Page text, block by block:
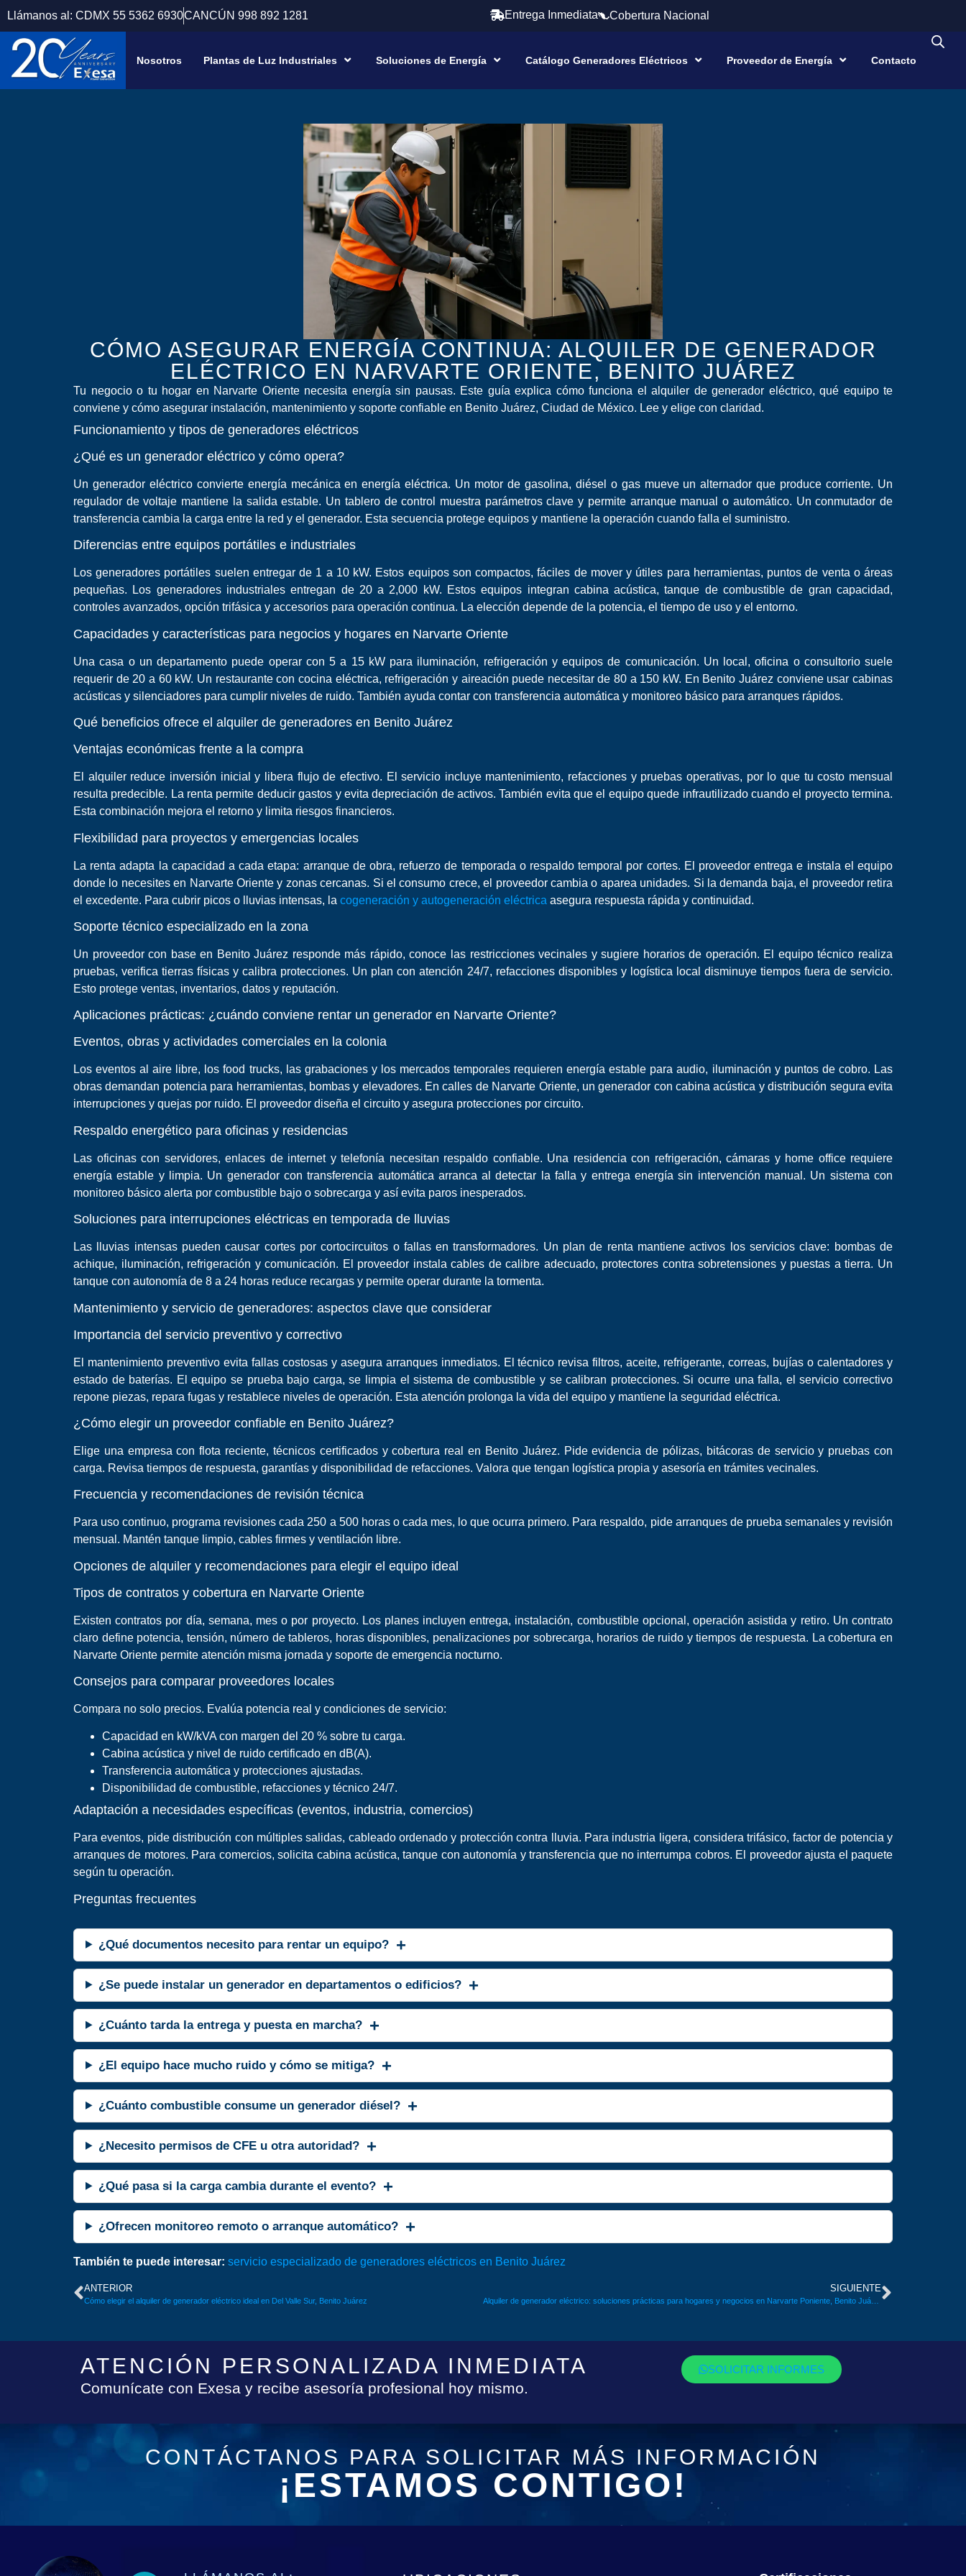
Llámanos al: CDMX 55 5362 6930CANCÚN 998 892 1281 Entrega Inmediata Cobertura Nacional
Nosotros Plantas de Luz Industriales Soluciones de Energía Catálogo Generadores Eléctricos Proveedor de Energía Contacto
CÓMO ASEGURAR ENERGÍA CONTINUA: ALQUILER DE GENERADOR
ELÉCTRICO EN NARVARTE ORIENTE, BENITO JUÁREZ
Tu negocio o tu hogar en Narvarte Oriente necesita energía sin pausas. Este guía explica cómo funciona el alquiler de generador eléctrico, qué equipo te
conviene y cómo asegurar instalación, mantenimiento y soporte confiable en Benito Juárez, Ciudad de México. Lee y elige con claridad.
Funcionamiento y tipos de generadores eléctricos
¿Qué es un generador eléctrico y cómo opera?
Un generador eléctrico convierte energía mecánica en energía eléctrica. Un motor de gasolina, diésel o gas mueve un alternador que produce corriente. Un
regulador de voltaje mantiene la salida estable. Un tablero de control muestra parámetros clave y permite arranque manual o automático. Un conmutador de
transferencia cambia la carga entre la red y el generador. Esta secuencia protege equipos y mantiene la operación cuando falla el suministro.
Diferencias entre equipos portátiles e industriales
Los generadores portátiles suelen entregar de 1 a 10 kW. Estos equipos son compactos, fáciles de mover y útiles para herramientas, puntos de venta o áreas
pequeñas. Los generadores industriales entregan de 20 a 2,000 kW. Estos equipos integran cabina acústica, tanque de combustible de gran capacidad,
controles avanzados, opción trifásica y accesorios para operación continua. La elección depende de la potencia, el tiempo de uso y el entorno.
Capacidades y características para negocios y hogares en Narvarte Oriente
Una casa o un departamento puede operar con 5 a 15 kW para iluminación, refrigeración y equipos de comunicación. Un local, oficina o consultorio suele
requerir de 20 a 60 kW. Un restaurante con cocina eléctrica, refrigeración y aireación puede necesitar de 80 a 150 kW. En Benito Juárez conviene usar cabinas
acústicas y silenciadores para cumplir niveles de ruido. También ayuda contar con transferencia automática y monitoreo básico para arranques rápidos.
Qué beneficios ofrece el alquiler de generadores en Benito Juárez
Ventajas económicas frente a la compra
El alquiler reduce inversión inicial y libera flujo de efectivo. El servicio incluye mantenimiento, refacciones y pruebas operativas, por lo que tu costo mensual
resulta predecible. La renta permite deducir gastos y evita depreciación de activos. También evita que el equipo quede infrautilizado cuando el proyecto termina.
Esta combinación mejora el retorno y limita riesgos financieros.
Flexibilidad para proyectos y emergencias locales
La renta adapta la capacidad a cada etapa: arranque de obra, refuerzo de temporada o respaldo temporal por cortes. El proveedor entrega e instala el equipo
donde lo necesites en Narvarte Oriente y zonas cercanas. Si el consumo crece, el proveedor cambia o aparea unidades. Si la demanda baja, el proveedor retira
el excedente. Para cubrir picos o lluvias intensas, la cogeneración y autogeneración eléctrica asegura respuesta rápida y continuidad.
Soporte técnico especializado en la zona
Un proveedor con base en Benito Juárez responde más rápido, conoce las restricciones vecinales y sugiere horarios de operación. El equipo técnico realiza
pruebas, verifica tierras físicas y calibra protecciones. Un plan con atención 24/7, refacciones disponibles y logística local disminuye tiempos fuera de servicio.
Esto protege ventas, inventarios, datos y reputación.
Aplicaciones prácticas: ¿cuándo conviene rentar un generador en Narvarte Oriente?
Eventos, obras y actividades comerciales en la colonia
Los eventos al aire libre, los food trucks, las grabaciones y los mercados temporales requieren energía estable para audio, iluminación y puntos de cobro. Las
obras demandan potencia para herramientas, bombas y elevadores. En calles de Narvarte Oriente, un generador con cabina acústica y distribución segura evita
interrupciones y quejas por ruido. El proveedor diseña el circuito y asegura protecciones por circuito.
Respaldo energético para oficinas y residencias
Las oficinas con servidores, enlaces de internet y telefonía necesitan respaldo confiable. Una residencia con refrigeración, cámaras y home office requiere
energía estable y limpia. Un generador con transferencia automática arranca al detectar la falla y entrega energía sin intervención manual. Un sistema con
monitoreo básico alerta por combustible bajo o sobrecarga y así evita paros inesperados.
Soluciones para interrupciones eléctricas en temporada de lluvias
Las lluvias intensas pueden causar cortes por cortocircuitos o fallas en transformadores. Un plan de renta mantiene activos los servicios clave: bombas de
achique, iluminación, refrigeración y comunicación. El proveedor instala cables de calibre adecuado, protectores contra sobretensiones y puestas a tierra. Un
tanque con autonomía de 8 a 24 horas reduce recargas y permite operar durante la tormenta.
Mantenimiento y servicio de generadores: aspectos clave que considerar
Importancia del servicio preventivo y correctivo
El mantenimiento preventivo evita fallas costosas y asegura arranques inmediatos. El técnico revisa filtros, aceite, refrigerante, correas, bujías o calentadores y
estado de baterías. El equipo se prueba bajo carga, se limpia el sistema de combustible y se calibran protecciones. Si ocurre una falla, el servicio correctivo
repone piezas, repara fugas y restablece niveles de operación. Esta atención prolonga la vida del equipo y mantiene la seguridad eléctrica.
¿Cómo elegir un proveedor confiable en Benito Juárez?
Elige una empresa con flota reciente, técnicos certificados y cobertura real en Benito Juárez. Pide evidencia de pólizas, bitácoras de servicio y pruebas con
carga. Revisa tiempos de respuesta, garantías y disponibilidad de refacciones. Valora que tengan logística propia y asesoría en trámites vecinales.
Frecuencia y recomendaciones de revisión técnica
Para uso continuo, programa revisiones cada 250 a 500 horas o cada mes, lo que ocurra primero. Para respaldo, pide arranques de prueba semanales y revisión
mensual. Mantén tanque limpio, cables firmes y ventilación libre.
Opciones de alquiler y recomendaciones para elegir el equipo ideal
Tipos de contratos y cobertura en Narvarte Oriente
Existen contratos por día, semana, mes o por proyecto. Los planes incluyen entrega, instalación, combustible opcional, operación asistida y retiro. Un contrato
claro define potencia, tensión, número de tableros, horas disponibles, penalizaciones por sobrecarga, horarios de ruido y tiempos de respuesta. La cobertura en
Narvarte Oriente permite atención misma jornada y soporte de emergencia nocturno.
Consejos para comparar proveedores locales
Compara no solo precios. Evalúa potencia real y condiciones de servicio:
Capacidad en kW/kVA con margen del 20 % sobre tu carga.
Cabina acústica y nivel de ruido certificado en dB(A).
Transferencia automática y protecciones ajustadas.
Disponibilidad de combustible, refacciones y técnico 24/7.
Adaptación a necesidades específicas (eventos, industria, comercios)
Para eventos, pide distribución con múltiples salidas, cableado ordenado y protección contra lluvia. Para industria ligera, considera trifásico, factor de potencia y
arranques de motores. Para comercios, solicita cabina acústica, tanque con autonomía y transferencia que no interrumpa cobros. El proveedor ajusta el paquete
según tu operación.
Preguntas frecuentes
¿Qué documentos necesito para rentar un equipo?
¿Se puede instalar un generador en departamentos o edificios?
¿Cuánto tarda la entrega y puesta en marcha?
¿El equipo hace mucho ruido y cómo se mitiga?
¿Cuánto combustible consume un generador diésel?
¿Necesito permisos de CFE u otra autoridad?
¿Qué pasa si la carga cambia durante el evento?
¿Ofrecen monitoreo remoto o arranque automático?
También te puede interesar: servicio especializado de generadores eléctricos en Benito Juárez
ANTERIOR
Cómo elegir el alquiler de generador eléctrico ideal en Del Valle Sur, Benito Juárez
SIGUIENTE
Alquiler de generador eléctrico: soluciones prácticas para hogares y negocios en Narvarte Poniente, Benito Juárez
ATENCIÓN PERSONALIZADA INMEDIATA
Comunícate con Exesa y recibe asesoría profesional hoy mismo.
SOLICITAR INFORMES
CONTÁCTANOS PARA SOLICITAR MÁS INFORMACIÓN
¡ESTAMOS CONTIGO!